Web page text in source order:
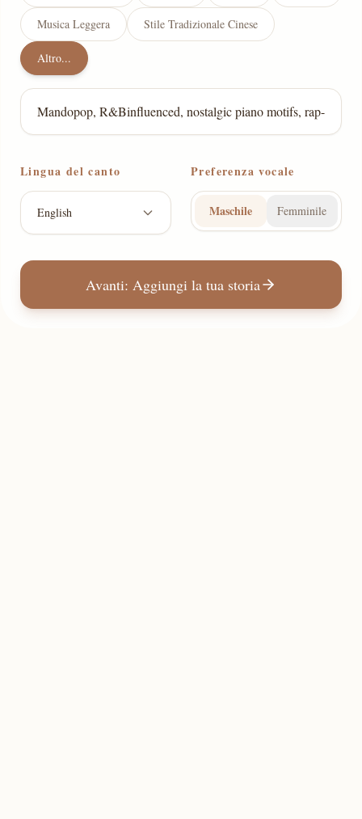
Musica Leggera Stile Tradizionale Cinese
Altro...
Lingua del canto
English
Preferenza vocale
Maschile Femminile
Avanti: Aggiungi la tua storia